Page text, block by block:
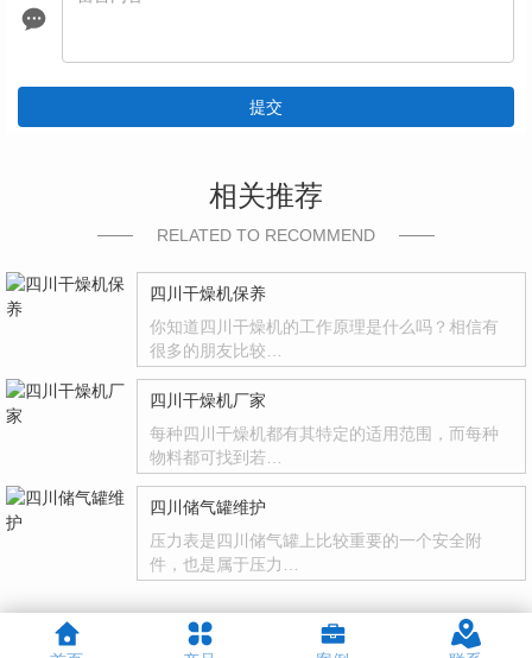
提交
相关推荐
RELATED TO RECOMMEND
四川干燥机保养
你知道四川干燥机的工作原理是什么吗？相信有
很多的朋友比较…
四川干燥机厂家
每种四川干燥机都有其特定的适用范围，而每种
物料都可找到若…
四川储气罐维护
压力表是四川储气罐上比较重要的一个安全附
件，也是属于压力…